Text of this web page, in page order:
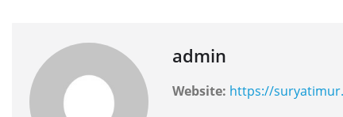
admin
Website: https://